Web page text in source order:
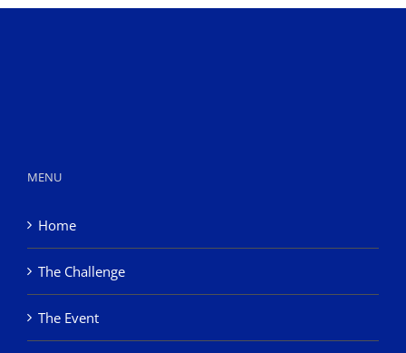
MENU
Home
The Challenge
The Event